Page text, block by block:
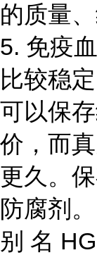
的质量
5. 免疫
比较稳
可以保
价，而
更久。
防腐剂。
别 名